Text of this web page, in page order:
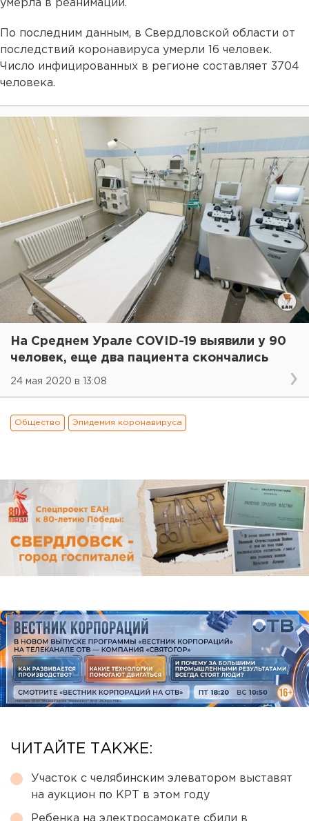
умерла в реанимации.
По последним данным, в Свердловской области от
последствий коронавируса умерли 16 человек.
Число инфицированных в регионе составляет 3704
человека.
На Среднем Урале COVID-19 выявили у 90
человек, еще два пациента скончались
24 мая 2020 в 13:08
Общество Эпидемия коронавируса
ЧИТАЙТЕ ТАКЖЕ:
Участок с челябинским элеватором выставят
на аукцион по КРТ в этом году
Ребенка на электросамокате сбили в